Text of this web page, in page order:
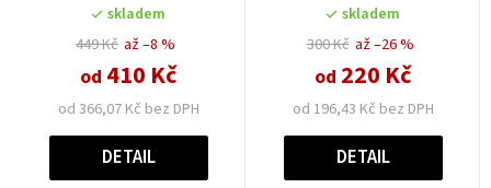
skladem
449 Kč
od 366,07 Kč bez DPH
od 410 Kč
až –8 %
DETAIL
skladem
300 Kč
od 196,43 Kč bez DPH
od 220 Kč
až –26 %
DETAIL